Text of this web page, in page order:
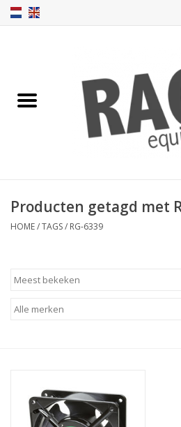
Blindplaten
Frontdeuren
Opbergen
Verlichting
Producten getagd met
HOME/TAGS/ RG-6339